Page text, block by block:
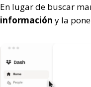
En lugar de buscar
información y la